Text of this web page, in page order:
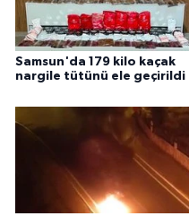
Samsun'da 179 kilo kaçak
nargile tütünü ele geçirildi